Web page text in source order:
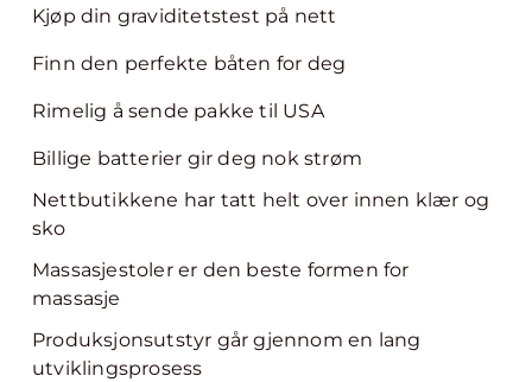
Kjøp din graviditetstest på nett
Finn den perfekte båten for deg
Rimelig å sende pakke til USA
Billige batterier gir deg nok strøm
Nettbutikkene har tatt helt over innen klær og
sko
Massasjestoler er den beste formen for
massasje
Produksjonsutstyr går gjennom en lang
utviklingsprosess